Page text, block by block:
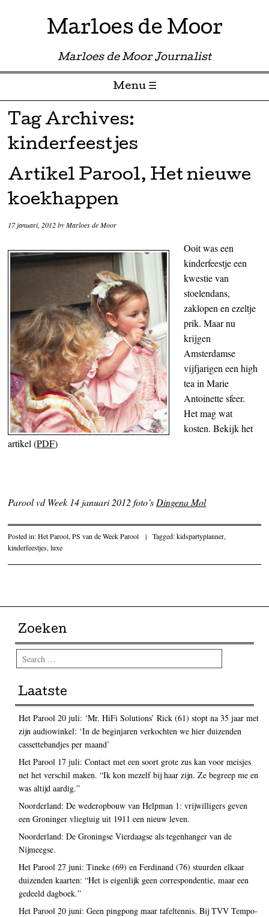
Marloes de Moor
Marloes de Moor Journalist
Menu ☰
Skip to content
Tag Archives:
kinderfeestjes
Artikel Parool, Het nieuwe
koekhappen
17 januari, 2012byMarloes de Moor
Ooit was een
kinderfeestje een
kwestie van
stoelendans,
zaklopen en ezeltje
prik. Maar nu
krijgen
Amsterdamse
vijfjarigen een high
tea in Marie
Antoinette sfeer.
Het mag wat
kosten. Bekijk het
artikel (PDF)
Parool vd Week 14 januari 2012 foto’sDingena Mol
Posted in:Het Parool,PS van de Week Parool | Tagged:kidspartyplanner,
kinderfeestjes,luxe
Zoeken
Search
Laatste
Het Parool 20 juli: ‘Mr. HiFi Solutions’ Rick (61) stopt na 35 jaar met
zijn audiowinkel: ‘In de beginjaren verkochten we hier duizenden
cassettebandjes per maand’
Het Parool 17 juli: Contact met een soort grote zus kan voor meisjes
net het verschil maken. “Ik kon mezelf bij haar zijn. Ze begreep me en
was altijd aardig.”
Noorderland: De wederopbouw van Helpman 1: vrijwilligers geven
een Groninger vliegtuig uit 1911 een nieuw leven.
Noorderland: De Groningse Vierdaagse als tegenhanger van de
Nijmeegse.
Het Parool 27 juni: Tineke (69) en Ferdinand (76) stuurden elkaar
duizenden kaarten: “Het is eigenlijk geen correspondentie, maar een
gedeeld dagboek.”
Het Parool 20 juni: Geen pingpong maar tafeltennis. Bij TVV Tempo-